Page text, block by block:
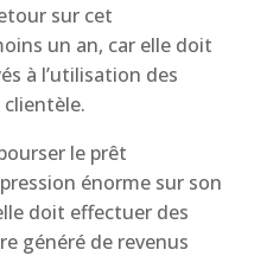
sur cet
un an, car elle doit
à l’utilisation des
le prêt
énorme sur son
doit effectuer des
généré de revenus